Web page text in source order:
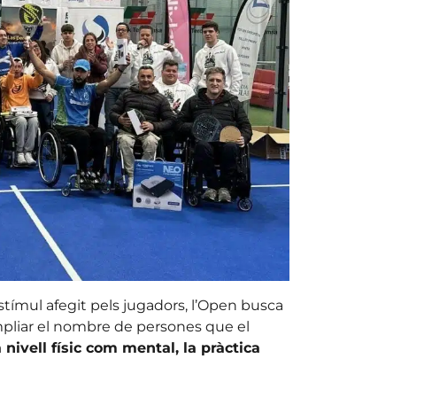
afegit pels jugadors, l’Open busca
el nombre de persones que el
físic com mental, la pràctica